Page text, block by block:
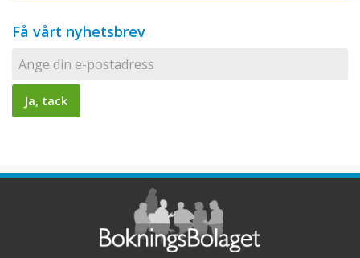
Få vårt nyhetsbrev